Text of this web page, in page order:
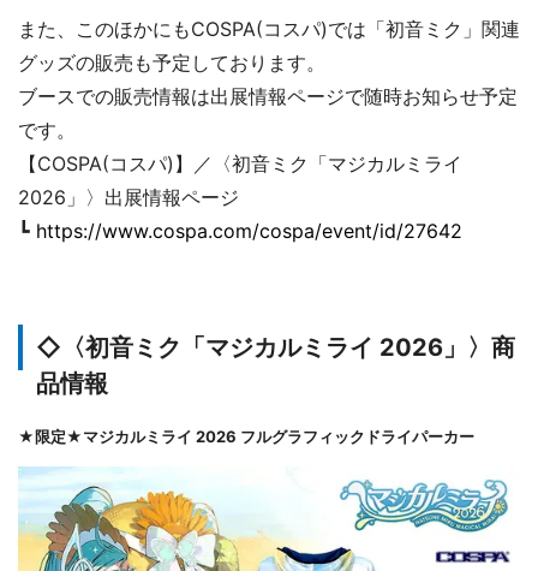
また、このほかにもCOSPA(コスパ)では「初音ミク」関連
グッズの販売も予定しております。
ブースでの販売情報は出展情報ページで随時お知らせ予定
です。
【COSPA(コスパ)】／〈初音ミク「マジカルミライ
2026」〉出展情報ページ
┗ https://www.cospa.com/cospa/event/id/27642
◇〈初音ミク「マジカルミライ 2026」〉商
品情報
★限定★マジカルミライ 2026 フルグラフィックドライパーカー